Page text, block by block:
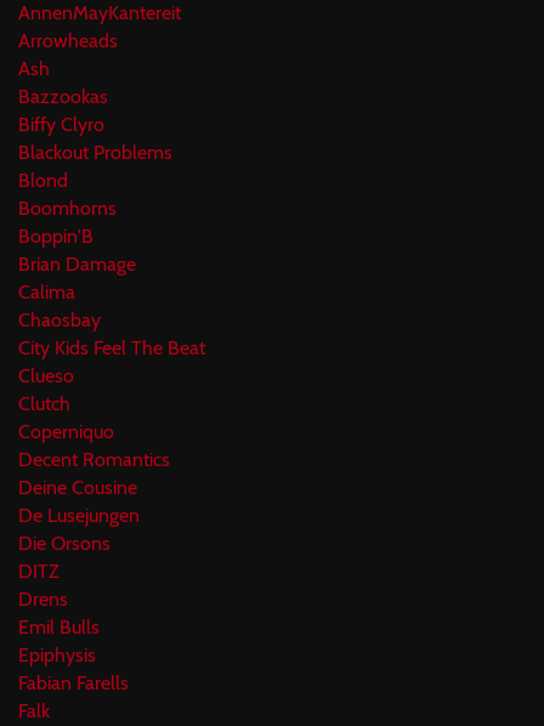
AnnenMayKantereit
Arrowheads
Ash
Bazzookas
Biffy Clyro
Blackout Problems
Blond
Boomhorns
Boppin'B
Brian Damage
Calima
Chaosbay
City Kids Feel The Beat
Clueso
Clutch
Coperniquo
Decent Romantics
Deine Cousine
De Lusejungen
Die Orsons
DITZ
Drens
Emil Bulls
Epiphysis
Fabian Farells
Falk